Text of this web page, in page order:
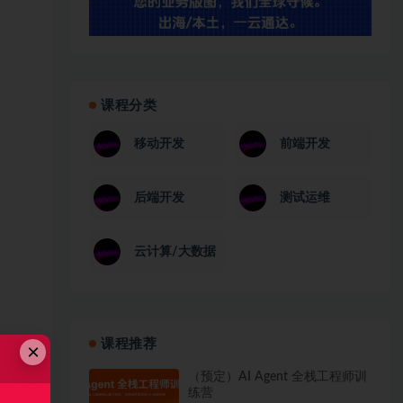
课程分类
移动开发 前端开发
后端开发 测试运维
云计算/大数据
课程推荐
（预定）AI Agent 全栈工程师训
练营
×